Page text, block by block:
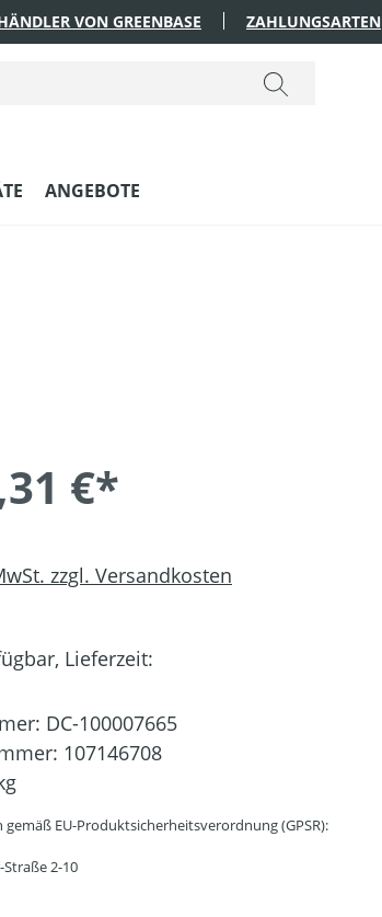
VON GREENBASE ZAHLUNGSARTEN
ANGEBOTE
€*
zzgl. Versandkosten
Lieferzeit:
DC-100007665
107146708
EU-Produktsicherheitsverordnung (GPSR):
2-10